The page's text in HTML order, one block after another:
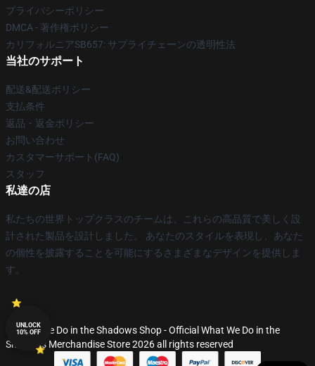
プライバシーポリシー
DMCA - 著作権ポリシー
カリフォルニアSB657: サプライチェーンの透明性法
当社のサポート
配送&配送ポリシー
支払条件
返品・返金ポリシー
お問い合わせ
カスタマーサポート(FAQ)
スタッフ
私達の店
私たちの世界トップクラスのチームは、これらの高品質で美しく設
計された製品を設計しました。 あなたのスタイルを表現し、あなた
の個性を披露することを可能にするさまざまなデザインを提供しま
す。
© What We Do in the Shadows Shop - Official What We Do in the
Shadows Merchandise Store 2026 all rights reserved
UNLOCK
10% OFF